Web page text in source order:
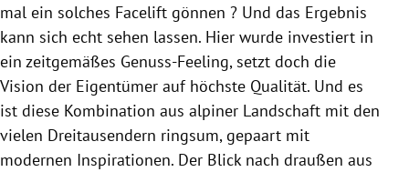
mal ein solches Facelift gönnen ? Und das Ergebnis
kann sich echt sehen lassen. Hier wurde investiert in
ein zeitgemäßes Genuss-Feeling, setzt doch die
Vision der Eigentümer auf höchste Qualität. Und es
ist diese Kombination aus alpiner Landschaft mit den
vielen Dreitausendern ringsum, gepaart mit
modernen Inspirationen. Der Blick nach draußen aus